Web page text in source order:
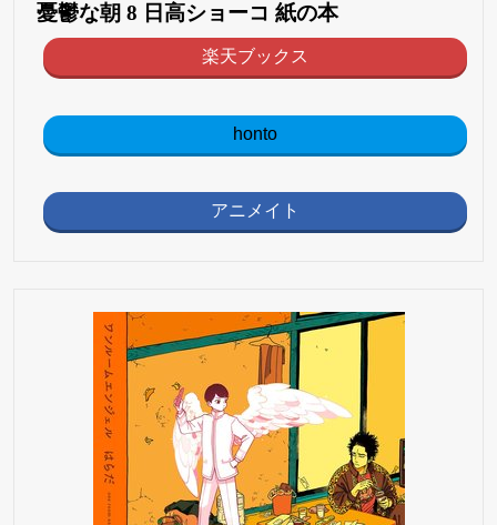
憂鬱な朝 8 日高ショーコ 紙の本
楽天ブックス
honto
アニメイト